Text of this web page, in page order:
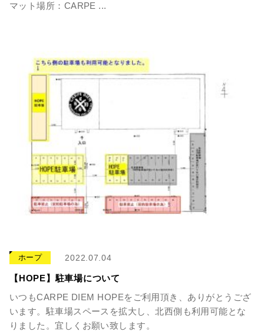
マット場所：CARPE ...
ホープ 2022.07.04
【HOPE】駐車場について
いつもCARPE DIEM HOPEをご利用頂き、ありがとうござ
います。駐車場スペースを拡大し、北西側も利用可能とな
りました。宜しくお願い致します。